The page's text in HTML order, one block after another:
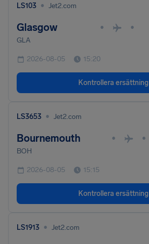
LS103 • Jet2.com
Glasgow • •
GLA
2026-08-05 15:20
Kontrollera ersättning
LS3653 • Jet2.com
Bournemouth • •
BOH
2026-08-05 15:15
Kontrollera ersättning
LS1913 • Jet2.com